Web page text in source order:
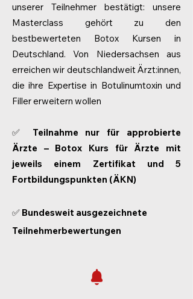
unserer Teilnehmer bestätigt: unsere
Masterclass gehört zu den
bestbewerteten Botox Kursen in
Deutschland.Von Niedersachsen aus
erreichen wir deutschlandweit Ärzt:innen,
die ihre Expertise in Botulinumtoxin und
Filler erweitern wollen
✅ Teilnahme nur für approbierte
Ärzte – Botox Kurs für Ärzte mit
jeweils einem Zertifikat und 5
Fortbildungspunkten (ÄKN)
✅ Bundesweit ausgezeichnete
Teilnehmerbewertungen​​​